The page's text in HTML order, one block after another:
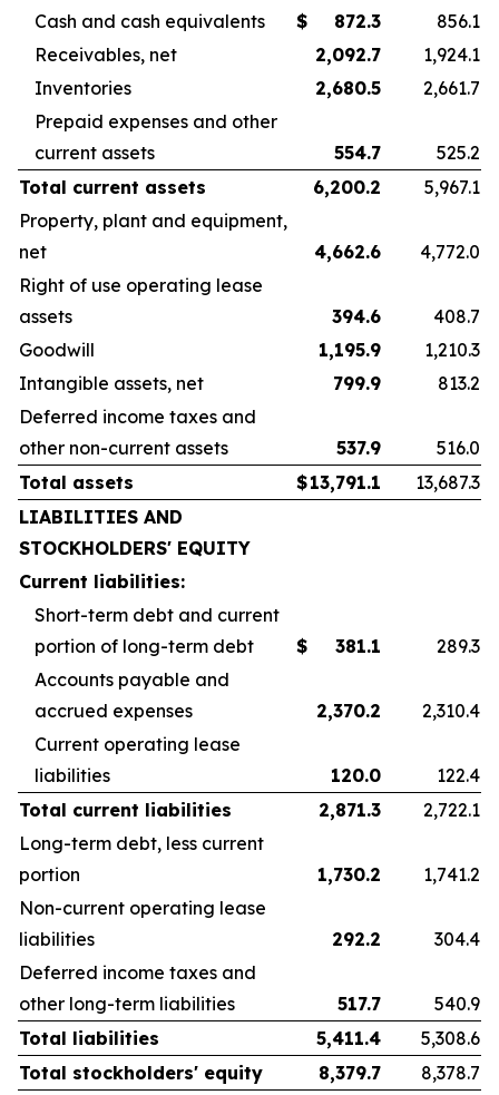
Cash and cash equivalents
$ 872.3
856.1
Receivables, net
2,092.7
1,924.1
Inventories
2,680.5
2,661.7
Prepaid expenses and other
current assets
554.7
525.2
Total current assets
6,200.2
5,967.1
Property, plant and equipment,
net
4,662.6
4,772.0
Right of use operating lease
assets
394.6
408.7
Goodwill
1,195.9
1,210.3
Intangible assets, net
799.9
813.2
Deferred income taxes and
other non-current assets
537.9
516.0
Total assets
$13,791.1
13,687.3
LIABILITIES AND
STOCKHOLDERS' EQUITY
Current liabilities:
Short-term debt and current
portion of long-term debt
$ 381.1
289.3
Accounts payable and
accrued expenses
2,370.2
2,310.4
Current operating lease
liabilities
120.0
122.4
Total current liabilities
2,871.3
2,722.1
Long-term debt, less current
portion
1,730.2
1,741.2
Non-current operating lease
liabilities
292.2
304.4
Deferred income taxes and
other long-term liabilities
517.7
540.9
Total liabilities
5,411.4
5,308.6
Total stockholders' equity
8,379.7
8,378.7